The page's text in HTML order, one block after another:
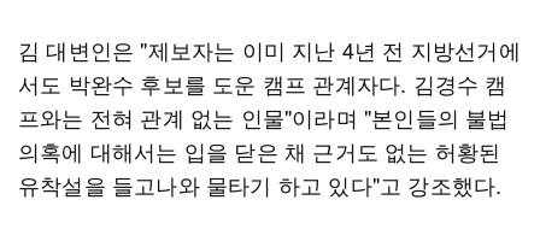
김 대변인은 "제보자는 이미 지난 4년 전 지방선거에
서도 박완수 후보를 도운 캠프 관계자다. 김경수 캠
프와는 전혀 관계 없는 인물"이라며 "본인들의 불법
의혹에 대해서는 입을 닫은 채 근거도 없는 허황된
유착설을 들고나와 물타기 하고 있다"고 강조했다.